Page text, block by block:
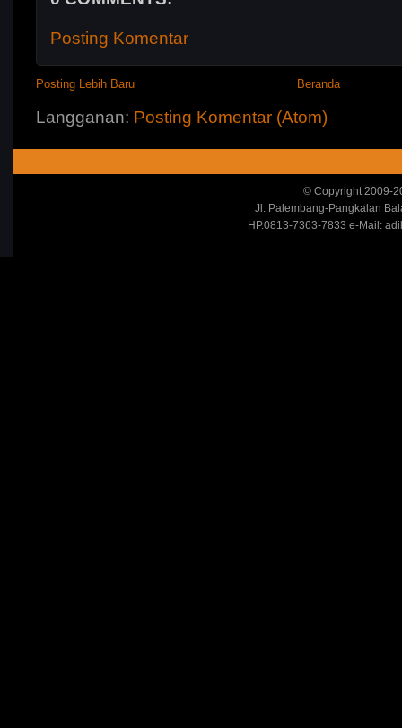
Posting Komentar
Posting Lebih Baru Beranda
Langganan: Posting Komentar (Atom)
© Copyright 2009-
Jl. Palembang-Pangkalan
HP.0813-7363-7833 e-Mail: